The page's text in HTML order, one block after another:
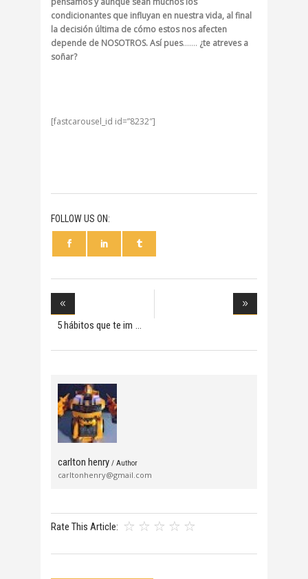
condicionantes que influyan en nuestra vida, al final
la decisión última de cómo estos nos afecten
depende de NOSOTROS. Así pues……. ¿te atreves a
soñar?
[fastcarousel_id id=”8232″]
FOLLOW US ON:
5 hábitos que te im
carlton henry / Author
carltonhenry@gmail.com
Rate This Article: